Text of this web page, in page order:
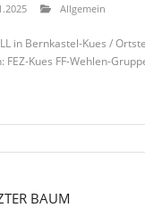
Allgemein
in Bernkastel-Kues /
Kues FF-Wehlen-
BAUM